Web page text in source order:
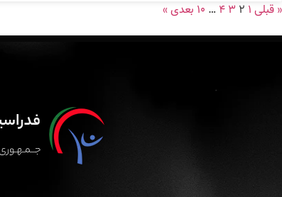
« قبلی۱ ۲ ۳۴ … ۱۰ بعدی »